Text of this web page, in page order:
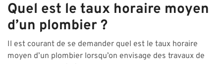
Quel est le taux horaire moyen
d’un plombier ?
Il est courant de se demander quel est le taux horaire
moyen d’un plombier lorsqu’on envisage des travaux de